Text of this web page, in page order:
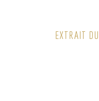
EXTRAIT